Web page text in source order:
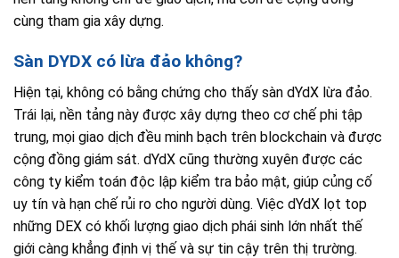
cùng tham gia xây dựng.
Sàn DYDX có lừa đảo không?
Hiện tại, không có bằng chứng cho thấy sàn dYdX lừa đảo.
Trái lại, nền tảng này được xây dựng theo cơ chế phi tập
trung, mọi giao dịch đều minh bạch trên blockchain và được
cộng đồng giám sát. dYdX cũng thường xuyên được các
công ty kiểm toán độc lập kiểm tra bảo mật, giúp củng cố
uy tín và hạn chế rủi ro cho người dùng. Việc dYdX lọt top
những DEX có khối lượng giao dịch phái sinh lớn nhất thế
giới càng khẳng định vị thế và sự tin cậy trên thị trường.